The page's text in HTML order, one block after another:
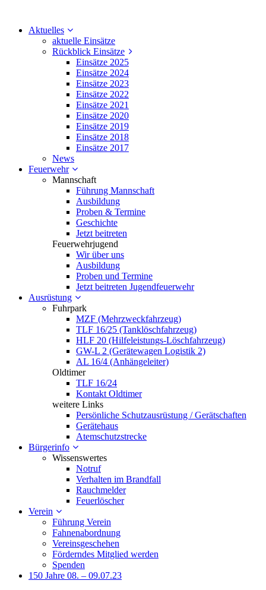
Aktuelles
aktuelle Einsätze
Rückblick Einsätze
Einsätze 2025
Einsätze 2024
Einsätze 2023
Einsätze 2022
Einsätze 2021
Einsätze 2020
Einsätze 2019
Einsätze 2018
Einsätze 2017
News
Feuerwehr
Mannschaft
Führung Mannschaft
Ausbildung
Proben & Termine
Geschichte
Jetzt beitreten
Feuerwehrjugend
Wir über uns
Ausbildung
Proben und Termine
Jetzt beitreten Jugendfeuerwehr
Ausrüstung
Fuhrpark
MZF (Mehrzweckfahrzeug)
TLF 16/25 (Tanklöschfahrzeug)
HLF 20 (Hilfeleistungs-Löschfahrzeug)
GW-L 2 (Gerätewagen Logistik 2)
AL 16/4 (Anhängeleiter)
Oldtimer
TLF 16/24
Kontakt Oldtimer
weitere Links
Persönliche Schutzausrüstung / Gerätschaften
Gerätehaus
Atemschutzstrecke
Bürgerinfo
Wissenswertes
Notruf
Verhalten im Brandfall
Rauchmelder
Feuerlöscher
Verein
Führung Verein
Fahnenabordnung
Vereinsgeschehen
Förderndes Mitglied werden
Spenden
150 Jahre 08. – 09.07.23